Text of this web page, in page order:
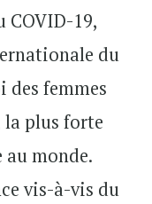
COVID-19,
du
des femmes
la plus forte
monde.
vis-à-vis du